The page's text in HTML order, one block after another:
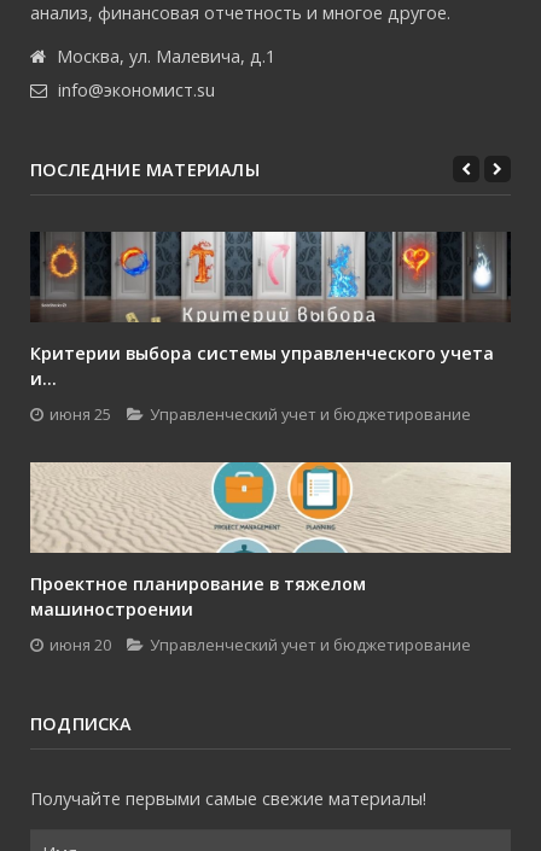
анализ, финансовая отчетность и многое другое.
Москва, ул. Малевича, д.1
info@экономист.su
ПОСЛЕДНИЕ МАТЕРИАЛЫ
Критерии выбора системы управленческого учета
и...
июня 25 Управленческий учет и бюджетирование
Проектное планирование в тяжелом
машиностроении
июня 20 Управленческий учет и бюджетирование
ПОДПИСКА
Получайте первыми самые свежие материалы!